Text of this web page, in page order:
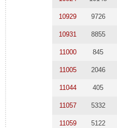
10929 9726
10931 8855
11000 845
11005 2046
11044 405
11057 5332
11059 5122